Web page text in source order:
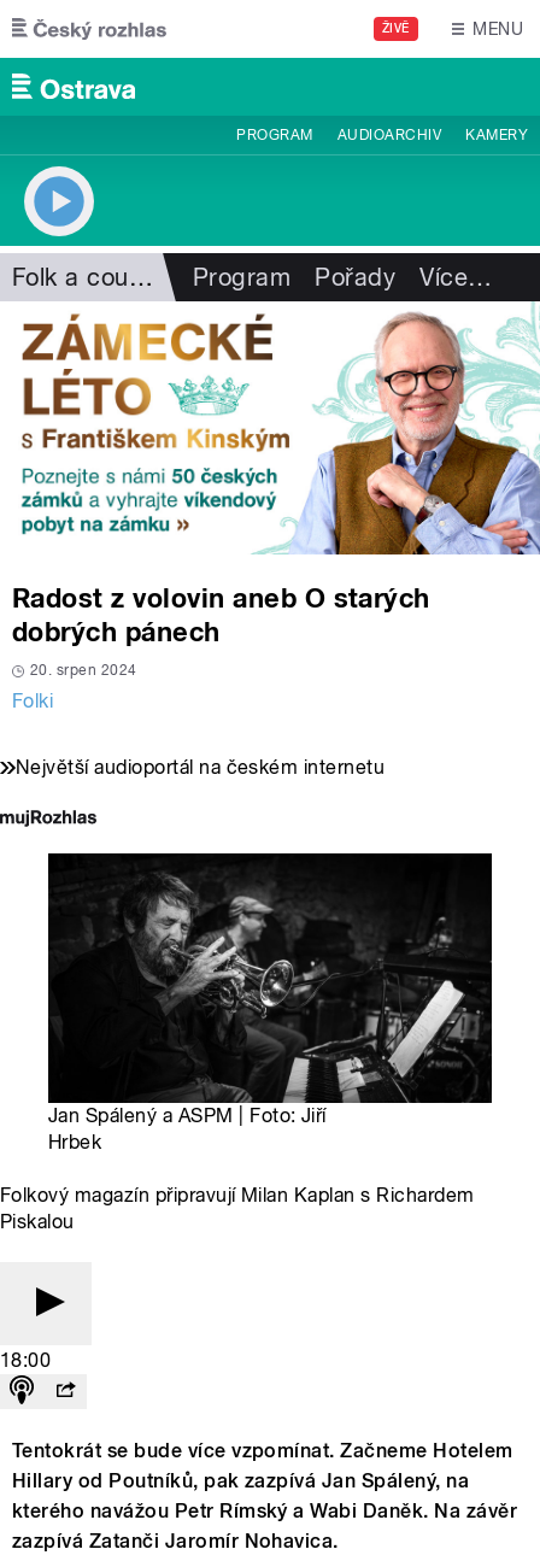
Přejít k hlavnímu obsahu
ŽIVĚ MENU
PROGRAM AUDIOARCHIV KAMERY
Folk a country Program Pořady Více…
Radost z volovin aneb O starých
dobrých pánech
20. srpen 2024
Folki
Největší audioportál na českém internetu
Jan Spálený a ASPM | Foto: Jiří
Hrbek
Folkový magazín připravují Milan Kaplan s Richardem
Piskalou
18:00
Tentokrát se bude více vzpomínat. Začneme Hotelem
Hillary od Poutníků, pak zazpívá Jan Spálený, na
kterého navážou Petr Rímský a Wabi Daněk. Na závěr
zazpívá Zatanči Jaromír Nohavica.